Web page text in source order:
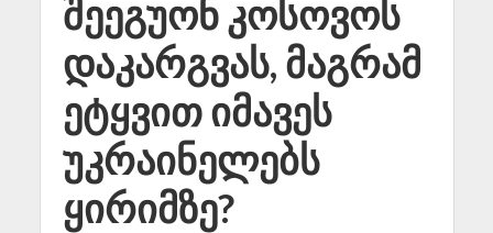
შეეგუონ კოსოვოს
დაკარგვას, მაგრამ
ეტყვით იმავეს
უკრაინელებს
ყირიმზე?